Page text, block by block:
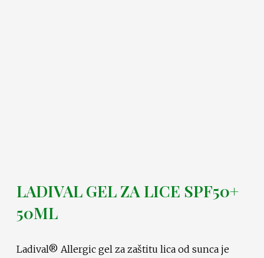
LADIVAL GEL ZA LICE SPF50+
50ML
Ladival® Allergic gel za zaštitu lica od sunca je